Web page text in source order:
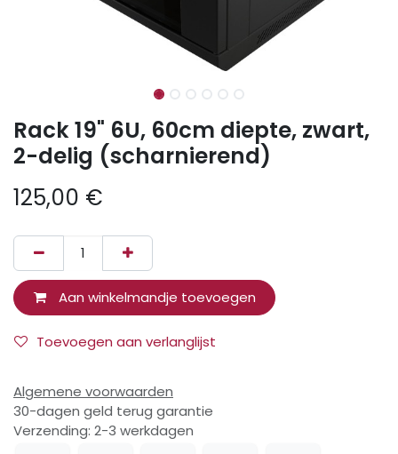
Rack 19" 6U, 60cm diepte, zwart,
2-delig (scharnierend)
125,00 €
Aan winkelmandje toevoegen
Toevoegen aan verlanglijst
Algemene voorwaarden
30-dagen geld terug garantie
Verzending: 2-3 werkdagen